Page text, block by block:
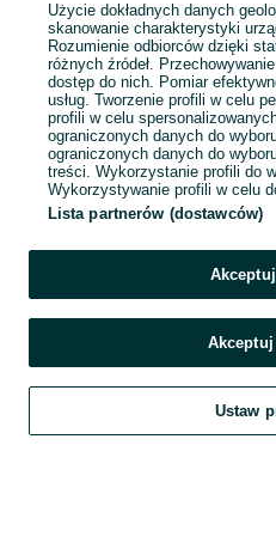
Szukaj Obserwujesz
Użycie dokładnych danych
skanowanie charakterystyki
Rozumienie odbiorców dzięki
różnych źródeł.
dostęp do nich. Pomiar
usług. Tworzenie profili w celu
profili w celu
ograniczonych danych do
ograniczonych danych do
treści. Wykorzystanie profili do
Wykorzystywanie profili w celu
Lista partnerów (dostawców)
Ustaw